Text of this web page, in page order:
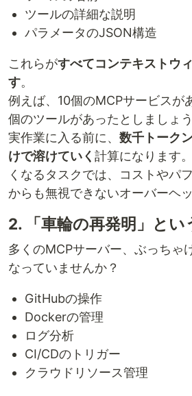
ツールの詳細な説明
パラメータのJSON構造
これらがすべてコンテキストウ
す。
例えば、10個のMCPサービスが
個のツールがあったとしましょ
実作業に入る前に、 数千トーク
けで溶けていく 計算になります
くなるタスクでは、コストやパ
からも無視できないオーバーヘッ
2. 「車輪の再発明」とい
多くのMCPサーバー、ぶっちゃ
なっていませんか？
GitHubの操作
Dockerの管理
ログ分析
CI/CDのトリガー
クラウドリソース管理